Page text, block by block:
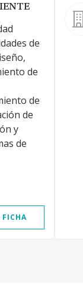
de
de
de
de
y
de
FICHA